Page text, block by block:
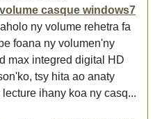
casque windows7
ny volume rehetra fa
foana ny volumen'ny
max integred digital HD
tsy hita ao anaty
ihany koa ny casq...